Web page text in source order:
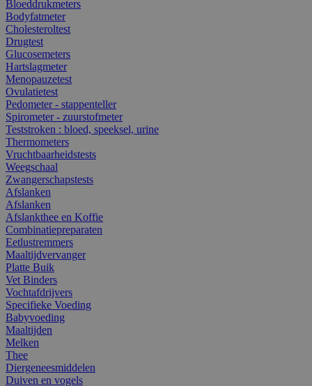
Bloeddrukmeters
Bodyfatmeter
Cholesteroltest
Drugtest
Glucosemeters
Hartslagmeter
Menopauzetest
Ovulatietest
Pedometer - stappenteller
Spirometer - zuurstofmeter
Teststroken : bloed, speeksel, urine
Thermometers
Vruchtbaarheidstests
Weegschaal
Zwangerschapstests
Afslanken
Afslanken
Afslankthee en Koffie
Combinatiepreparaten
Eetlustremmers
Maaltijdvervanger
Platte Buik
Vet Binders
Vochtafdrijvers
Specifieke Voeding
Babyvoeding
Maaltijden
Melken
Thee
Diergeneesmiddelen
Duiven en vogels